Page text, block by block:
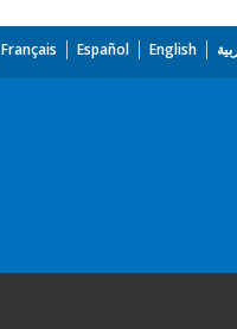
English
Español
Français